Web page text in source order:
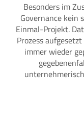
Besonders im
Governance kein
Einmal-Projekt.
Prozess
immer wieder